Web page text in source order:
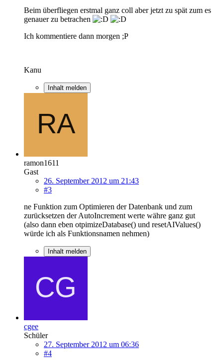
Beim überfliegen erstmal ganz coll aber jetzt zu spät zum es
genauer zu betrachen
Ich kommentiere dann morgen ;P
Kanu
Inhalt melden
ramon1611
Gast
26. September 2012 um 21:43
#3
ne Funktion zum Optimieren der Datenbank und zum
zurücksetzen der AutoIncrement werte währe ganz gut
(also dann eben otpimizeDatabase() und resetAIValues()
würde ich als Funktionsnamen nehmen)
Inhalt melden
cgee
Schüler
27. September 2012 um 06:36
#4